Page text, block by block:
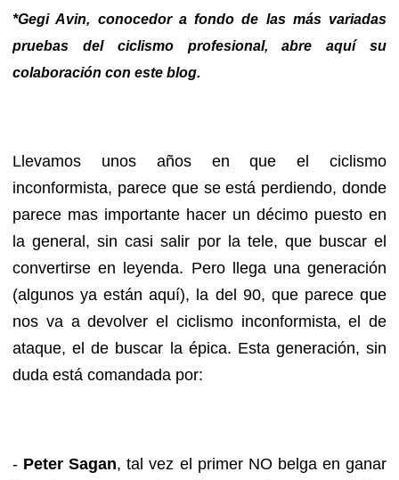
*Gegi Avin, conocedor a fondo de las más variadas
pruebas del ciclismo profesional, abre aquí su
colaboración con este blog.
Llevamos unos años en que el ciclismo
inconformista, parece que se está perdiendo, donde
parece mas importante hacer un décimo puesto en
la general, sin casi salir por la tele, que buscar el
convertirse en leyenda. Pero llega una generación
(algunos ya están aquí), la del 90, que parece que
nos va a devolver el ciclismo inconformista, el de
ataque, el de buscar la épica. Esta generación, sin
duda está comandada por:
- Peter Sagan, tal vez el primer NO belga en ganar